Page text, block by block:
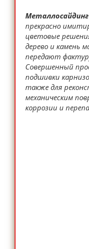
прекрасно
цветовые
дерево и камень
передают
Совершенный
подшивки
также для
механическим
коррозии и